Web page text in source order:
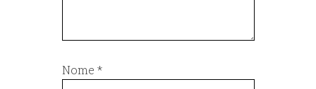
Nome *